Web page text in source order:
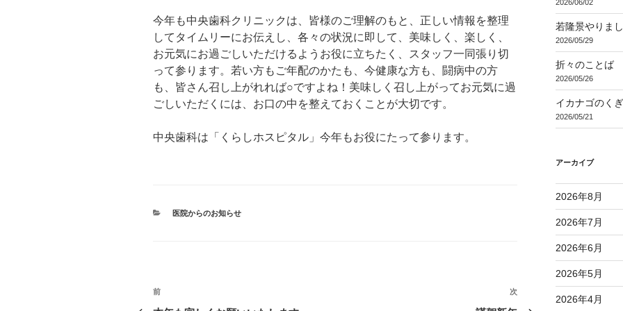
今年も中央歯科クリニックは、皆様のご理解のもと、正しい情報を整理
してタイムリーにお伝えし、各々の状況に即して、美味しく、楽しく、
お元気にお過ごしいただけるようお役に立ちたく、スタッフ一同張り切
って参ります。若い方もご年配のかたも、今健康な方も、闘病中の方
も、皆さん召し上がれれば○ですよね！美味しく召し上がってお元気に過
ごしいただくには、お口の中を整えておくことが大切です。
中央歯科は「くらしホスピタル」今年もお役にたって参ります。
カ
医院からのお知らせ
投
前
前
次
次
2026/06/02
若隆景やりまし
2026/05/29
折々のことば
2026/05/26
イカナゴのく
2026/05/21
アーカイブ
2026年8月
2026年7月
2026年6月
2026年5月
2026年4月